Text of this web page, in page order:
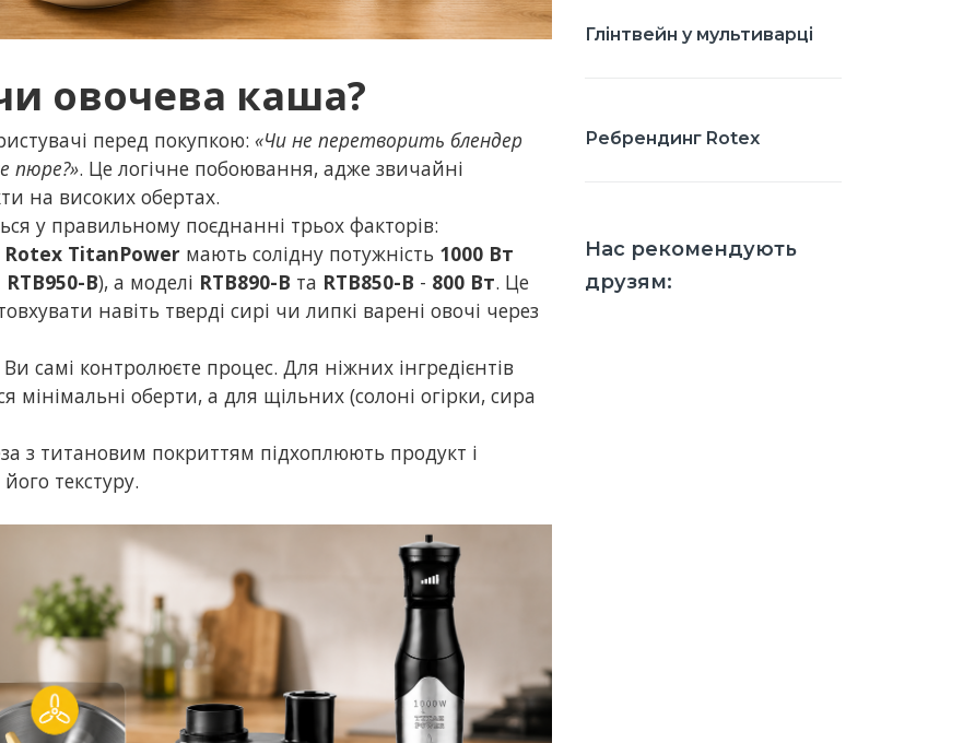
овочева каша?
перед покупкою: «Чи не перетворить блендер
пюре?». Це логічне побоювання, адже звичайні
на високих обертах.
у правильному поєднанні трьох факторів:
Rotex TitanPower мають солідну потужність 1000 Вт
RTB950-B), а моделі RTB890-B та RTB850-B - 800 Вт. Це
навіть тверді сирі чи липкі варені овочі через
Ви самі контролюєте процес. Для ніжних інгредієнтів
мінімальні оберти, а для щільних (солоні огірки, сира
з титановим покриттям підхоплюють продукт і
текстуру.
Глінтвейн у мультиварці
Ребрендинг Rotex
Нас рекомендують
друзям: